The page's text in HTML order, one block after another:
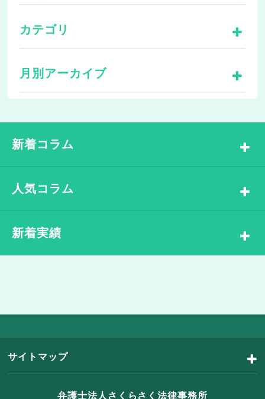
カテゴリ
月別アーカイブ
新着コラム
人気コラム
新着実績
サイトマップ
弁護士法人さくらさく法律事務所